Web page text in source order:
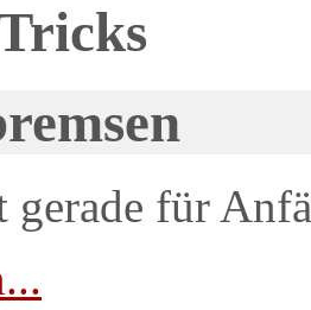
gerade für